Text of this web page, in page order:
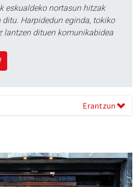
eskualdeko nortasun hitzak
Harpidedun eginda, tokiko
lantzen dituen komunikabidea
Erantzun